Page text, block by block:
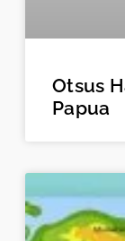
Otsus
Papua